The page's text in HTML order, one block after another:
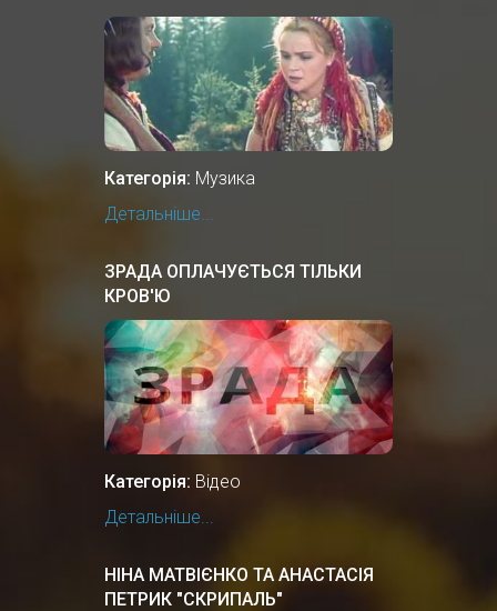
Категорія: Музика
Детальніше...
ЗРАДА ОПЛАЧУЄТЬСЯ ТІЛЬКИ
КРОВ'Ю
Категорія: Відео
Детальніше...
НІНА МАТВІЄНКО ТА АНАСТАСІЯ
ПЕТРИК "СКРИПАЛЬ"